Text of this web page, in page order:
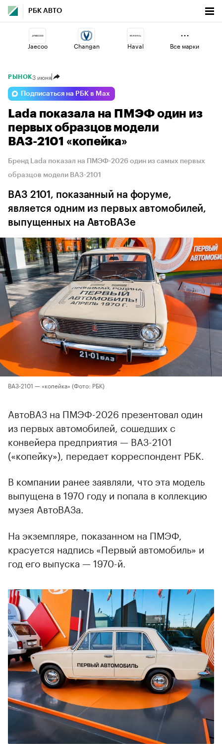
РБК АВТО
Jaecoo Changan Haval
Volga
Omoda Voyah Geely
Все марки
РЫНОК3 июня
Подписаться на РБК в Max
Lada показала на ПМЭФ один из
первых образцов модели
ВАЗ-2101 «копейка»
Бренд Lada показал на ПМЭФ-2026 один из самых первых
образцов модели ВАЗ-2101
ВАЗ 2101, показанный на форуме,
является одним из первых автомобилей,
выпущенных на АвтоВАЗе
ВАЗ-2101 — «копейка» (Фото: РБК)
АвтоВАЗ на ПМЭФ-2026 презентовал один
из первых автомобилей, сошедших с
конвейера предприятия — ВАЗ-2101
(«копейку»), передает корреспондент РБК.
В компании ранее заявляли, что эта модель
выпущена в 1970 году и попала в коллекцию
музея АвтоВАЗа.
На экземпляре, показанном на ПМЭФ,
красуется надпись «Первый автомобиль» и
год его выпуска — 1970-й.